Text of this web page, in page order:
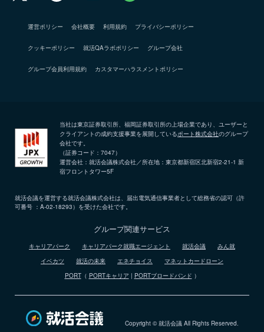
運営ポリシー 会社概要 利用規約 プライバシーポリシー
クッキーポリシー 就活QAラボポリシー グループ会社
グループ会員利用規約 カスタマーハラスメントポリシー
当社は東京証券取引所、福岡証券取引所の上場企業であり、ユーザーと
クライアントの成約支援事業を展開しているポート株式会社のグループ
会社です。
（証券コード：7047）
運営会社：就活会議株式会社／所在地：東京都新宿区北新宿2-21-1 新
宿フロントタワー5F
就活会議を運営する就活会議株式会社は、届出電気通信事業者として総務省の認可（許
可番号 ：A-02-18293）を受けた会社です。